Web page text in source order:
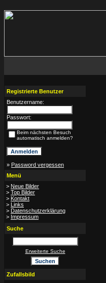
Registrierte Benutzer
Benutzername:
Passwort:
Beim nächsten Besuch
automatisch anmelden?
» Password vergessen
Menü
> Neue Bilder
> Top Bilder
> Kontakt
> Links
> Datenschutzerklärung
> Impressum
Suche
Erweiterte Suche
Zufallsbild